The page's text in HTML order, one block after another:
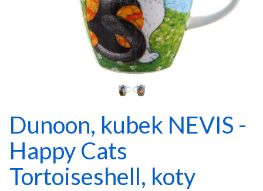
Dunoon, kubek NEVIS -
Happy Cats
Tortoiseshell, koty